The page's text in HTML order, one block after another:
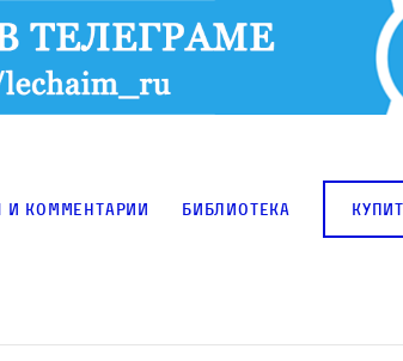
и комментарии Библиотека